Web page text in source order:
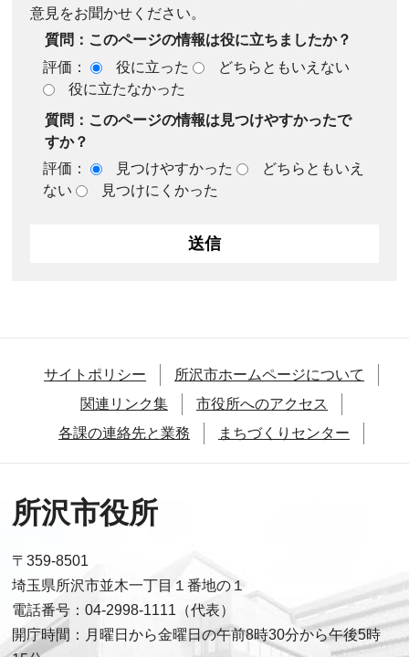
意見をお聞かせください。
質問：このページの情報は役に立ちましたか？
評価：
役に立った
どちらともいえない
役に立たなかった
質問：このページの情報は見つけやすかったで
すか？
評価：
見つけやすかった
どちらともいえ
ない
見つけにくかった
サイトポリシー
所沢市ホームページについて
関連リンク集
市役所へのアクセス
各課の連絡先と業務
まちづくりセンター
所沢市役所
〒359-8501
埼玉県所沢市並木一丁目１番地の１
電話番号：04-2998-1111（代表）
開庁時間：月曜日から金曜日の午前8時30分から午後5時